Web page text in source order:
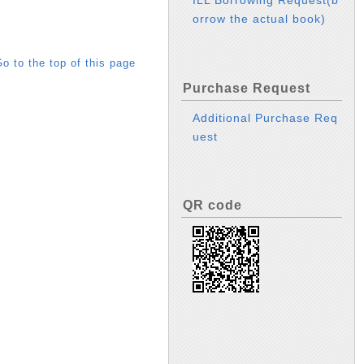
to the top of this page
orrow the actual book)
Purchase Request
Additional Purchase Req
uest
QR code